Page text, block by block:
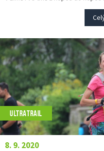
ULTRATRAIL
8. 9. 2020